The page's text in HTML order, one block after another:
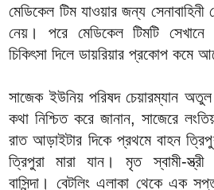
মেডিকেল টিম যাওয়ার জন্য সেনাবাহিনী
নেয়। পরে মেডিকেল টিমটি
চিকিৎসা দিলে ডায়রিয়ার প্রকোপ কমে
সাজেক ইউনিয় পরিষদ চেয়ারম্যান
কথা নিশ্চিত করে জানান, সাজেরে
রাত আড়াইটার দিকে প্রথমে বাহন
ত্রিপুরা মারা যান। মৃত স্বামী-
বাসিন্দা। বেটলিং এলাকা থেকে এক